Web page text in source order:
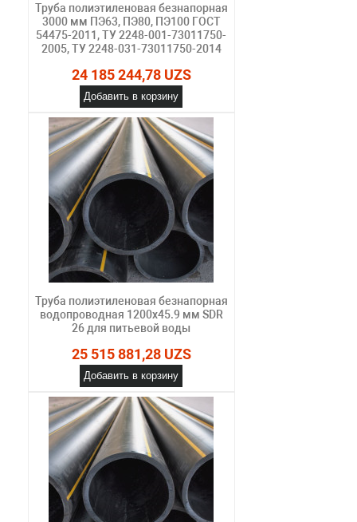
Труба полиэтиленовая безнапорная
3000 мм ПЭ63, ПЭ80, ПЭ100 ГОСТ
54475-2011, ТУ 2248-001-73011750-
2005, ТУ 2248-031-73011750-2014
24 185 244,78 UZS
Добавить в корзину
Труба полиэтиленовая безнапорная
водопроводная 1200х45.9 мм SDR
26 для питьевой воды
25 515 881,28 UZS
Добавить в корзину